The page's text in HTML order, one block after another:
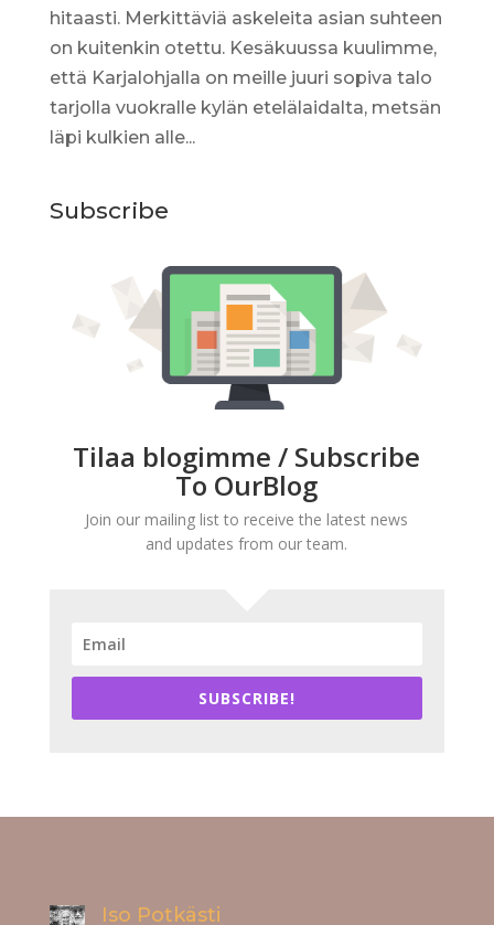
hitaasti. Merkittäviä askeleita asian suhteen
on kuitenkin otettu. Kesäkuussa kuulimme,
että Karjalohjalla on meille juuri sopiva talo
tarjolla vuokralle kylän etelälaidalta, metsän
läpi kulkien alle...
Subscribe
Tilaa blogimme / Subscribe
To OurBlog
Join our mailing list to receive the latest news
and updates from our team.
SUBSCRIBE!
Iso Potkästi